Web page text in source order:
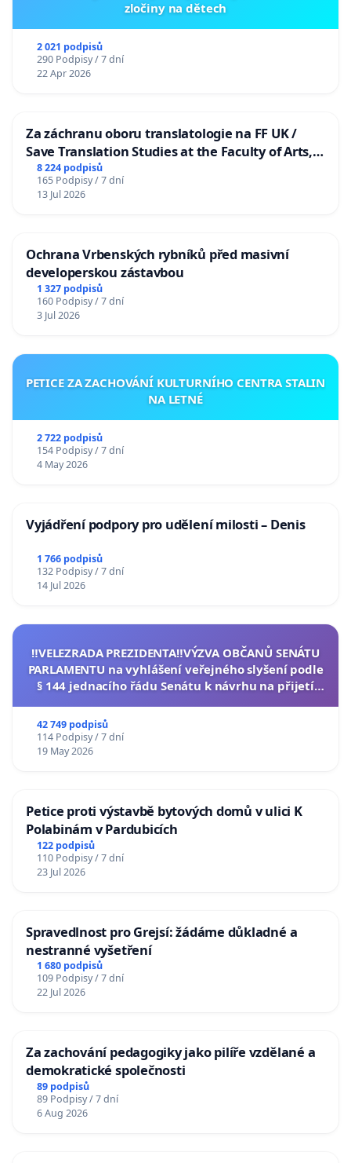
zločiny na dětech
2 021 podpisů
290 Podpisy / 7 dní
22 Apr 2026
Za záchranu oboru translatologie na FF UK /
Save Translation Studies at the Faculty of Arts,
Charles University
8 224 podpisů
165 Podpisy / 7 dní
13 Jul 2026
Ochrana Vrbenských rybníků před masivní
developerskou zástavbou
1 327 podpisů
160 Podpisy / 7 dní
3 Jul 2026
PETICE ZA ZACHOVÁNÍ KULTURNÍHO CENTRA STALIN
NA LETNÉ
2 722 podpisů
154 Podpisy / 7 dní
4 May 2026
Vyjádření podpory pro udělení milosti – Denis
1 766 podpisů
132 Podpisy / 7 dní
14 Jul 2026
‼️VELEZRADA PREZIDENTA‼️VÝZVA OBČANŮ SENÁTU
PARLAMENTU na vyhlášení veřejného slyšení podle
§ 144 jednacího řádu Senátu k návrhu na přijetí
42 749 podpisů
114 Podpisy / 7 dní
19 May 2026
Petice proti výstavbě bytových domů v ulici K
Polabinám v Pardubicích
122 podpisů
110 Podpisy / 7 dní
23 Jul 2026
Spravedlnost pro Grejsí: žádáme důkladné a
nestranné vyšetření
1 680 podpisů
109 Podpisy / 7 dní
22 Jul 2026
Za zachování pedagogiky jako pilíře vzdělané a
demokratické společnosti
89 podpisů
89 Podpisy / 7 dní
6 Aug 2026